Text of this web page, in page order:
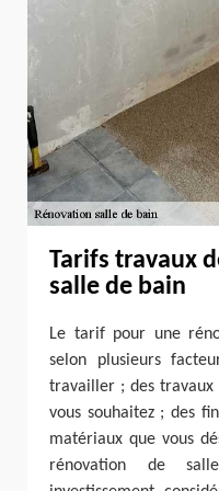
Tarifs travaux
salle de bain
Le tarif pour une
selon plusieurs
travailler ; des travaux
vous souhaitez ; des
matériaux que vous
rénovation de